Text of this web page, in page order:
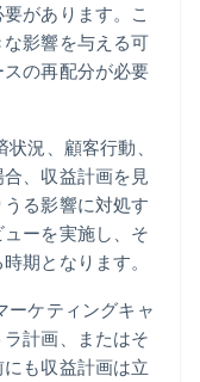
があります。こ
影響を与える可
の再配分が必要
況、顧客行動、
、収益計画を見
る影響に対処す
ーを実施し、そ
期となります。
ーケティングキャ
計画、またはそ
も収益計画は立